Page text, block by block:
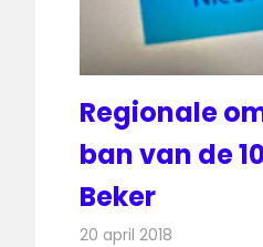
Regionale
ban van de
Beker
20 april 2018